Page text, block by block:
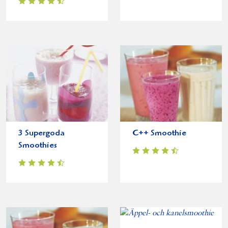
3 Supergoda
Smoothies
C++ Smoothie